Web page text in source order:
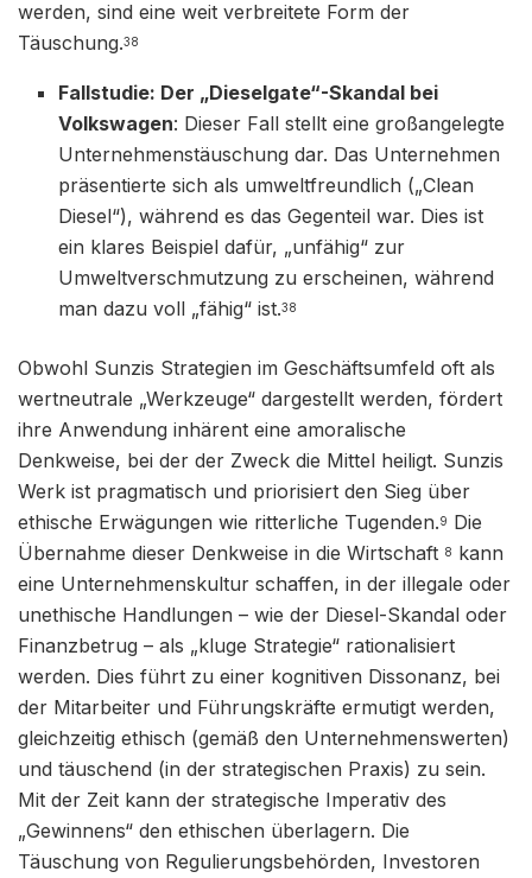
werden, sind eine weit verbreitete Form der
Täuschung.38
Fallstudie: Der „Dieselgate“-Skandal bei
Volkswagen: Dieser Fall stellt eine großangelegte
Unternehmenstäuschung dar. Das Unternehmen
präsentierte sich als umweltfreundlich („Clean
Diesel“), während es das Gegenteil war. Dies ist
ein klares Beispiel dafür, „unfähig“ zur
Umweltverschmutzung zu erscheinen, während
man dazu voll „fähig“ ist.38
Obwohl Sunzis Strategien im Geschäftsumfeld oft als
wertneutrale „Werkzeuge“ dargestellt werden, fördert
ihre Anwendung inhärent eine amoralische
Denkweise, bei der der Zweck die Mittel heiligt. Sunzis
Werk ist pragmatisch und priorisiert den Sieg über
ethische Erwägungen wie ritterliche Tugenden.9 Die
Übernahme dieser Denkweise in die Wirtschaft 8 kann
eine Unternehmenskultur schaffen, in der illegale oder
unethische Handlungen – wie der Diesel-Skandal oder
Finanzbetrug – als „kluge Strategie“ rationalisiert
werden. Dies führt zu einer kognitiven Dissonanz, bei
der Mitarbeiter und Führungskräfte ermutigt werden,
gleichzeitig ethisch (gemäß den Unternehmenswerten)
und täuschend (in der strategischen Praxis) zu sein.
Mit der Zeit kann der strategische Imperativ des
„Gewinnens“ den ethischen überlagern. Die
Täuschung von Regulierungsbehörden, Investoren